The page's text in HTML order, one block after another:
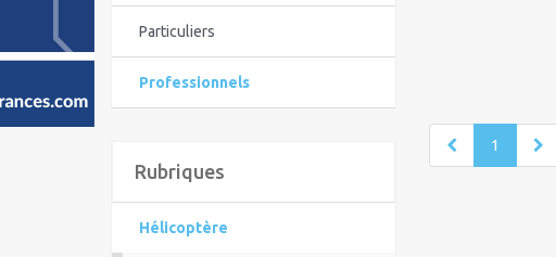
Particuliers
Professionnels
Rubriques
Hélicoptère
1